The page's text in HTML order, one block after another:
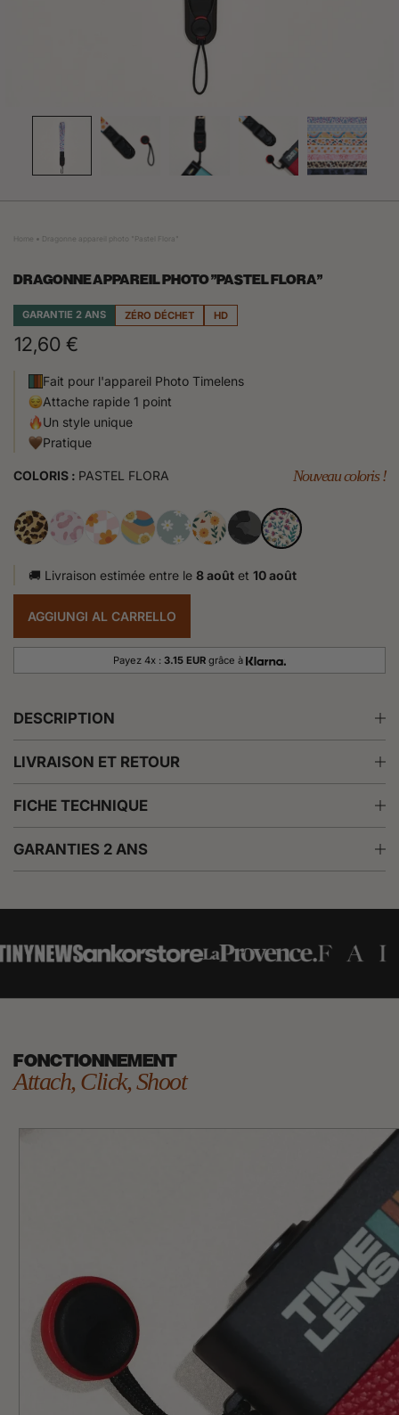
Home Dragonne appareil photo "Pastel Flora"
DRAGONNE APPAREIL PHOTO "PASTEL FLORA"
GARANTIE 2 ANS ZÉRO DÉCHET HD
12,60 €
Fait pour l'appareil Photo Timelens
Attache rapide 1 point
Un style unique
Pratique
COLORIS : PASTEL FLORA Nouveau coloris !
🚚 Livraison estimée entre le 8 aoûtet 10 août
AGGIUNGI AL CARRELLO
Payez 4x :3.15 EUR grâce à
DESCRIPTION
LIVRAISON ET RETOUR
FICHE TECHNIQUE
GARANTIES 2 ANS
FONCTIONNEMENT
Attach, Click, Shoot